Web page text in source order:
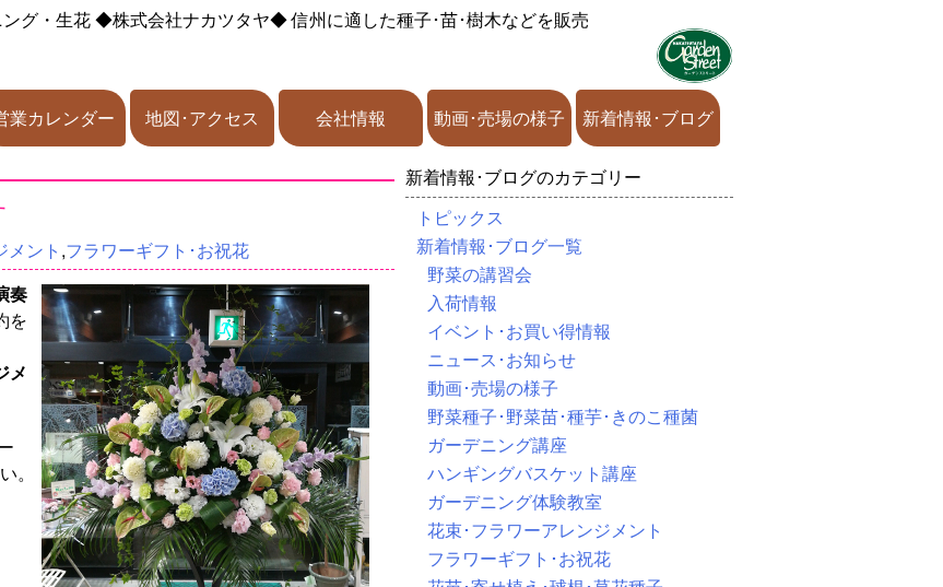
グ・生花◆株式会社ナカツタヤ◆信州に適した種子･苗･樹木などを販売
業カレンダー 地図･アクセス 会社情報 動画･売場の様子 新着情報･ブログ
メント ,フラワーギフト･お祝花
奏
を
メ
。
新着情報･ブログのカテゴリー
トピックス
新着情報･ブログ一覧
野菜の講習会
入荷情報
イベント･お買い得情報
ニュース･お知らせ
動画･売場の様子
野菜種子･野菜苗･種芋･きのこ種菌
ガーデニング講座
ハンギングバスケット講座
ガーデニング体験教室
花束･フラワーアレンジメント
フラワーギフト･お祝花